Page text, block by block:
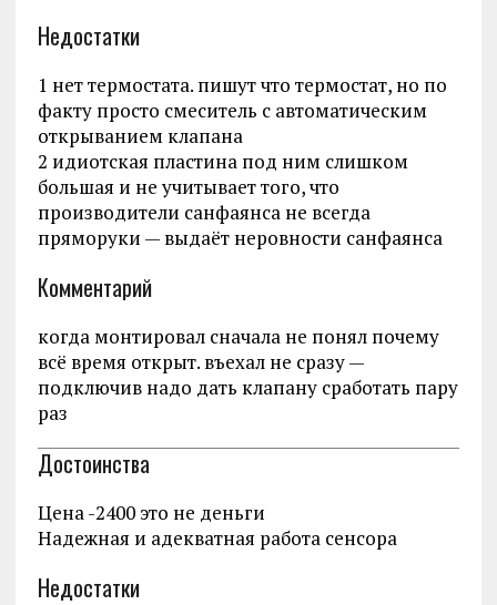
Недостатки
1 нет термостата. пишут что термостат, но по
факту просто смеситель с автоматическим
открыванием клапана
2 идиотская пластина под ним слишком
большая и не учитывает того, что
производители санфаянса не всегда
пряморуки — выдаёт неровности санфаянса
Комментарий
когда монтировал сначала не понял почему
всё время открыт. въехал не сразу —
подключив надо дать клапану сработать пару
раз
Достоинства
Цена -2400 это не деньги
Надежная и адекватная работа сенсора
Недостатки